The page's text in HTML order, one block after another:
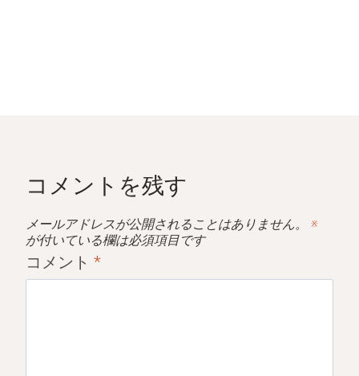
コメントを残す
メールアドレスが公開されることはありません。
※
が付いている欄は必須項目です
コメント *